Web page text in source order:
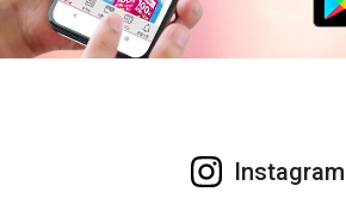
Instagram